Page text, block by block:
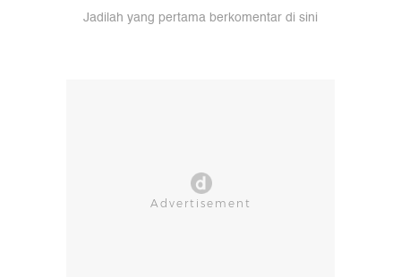
Jadilah yang pertama berkomentar di sini